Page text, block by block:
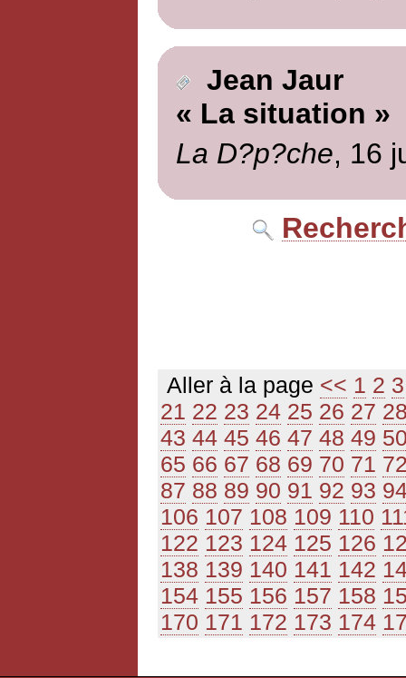
Jean Jaur
« La situation »
La D?p?che, 16
Aller à la page << 1 2 3
21 22 23 24 25 26 27
43 44 45 46 47 48 49
65 66 67 68 69 70 71
87 88 89 90 91 92 93
106 107 108 109 110
122 123 124 125 126
138 139 140 141 142
154 155 156 157 158
170 171 172 173 174